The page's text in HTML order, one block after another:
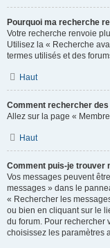
Pourquoi ma recherche
Votre recherche renvoie
Utilisez la « Recherche
termes utilisés et des
Haut
Comment rechercher
Allez sur la page «
Haut
Comment puis-je trouver
Vos messages peuvent
messages » dans le
« Rechercher les
ou bien en cliquant sur le
du forum. Pour rechercher
choisissez les paramètres